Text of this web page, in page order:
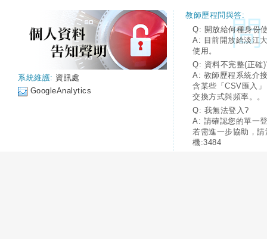
系統維護: 資訊處
GoogleAnalytics
教師歷程問與答:
Q: 開放給何種身份
A: 目前開放給淡江
使用。
Q: 資料不完整(正確
A: 教師歷程系統介
含某些「CSV匯入
交換方式與頻率。。
Q: 我無法登入?
A: 請確認您的單一
若需進一步協助，
機:3484